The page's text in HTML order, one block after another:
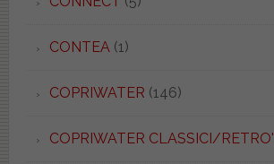
CONTEA (1)
COPRIWATER (146)
COPRIWATER CLASSICI/RETRO'